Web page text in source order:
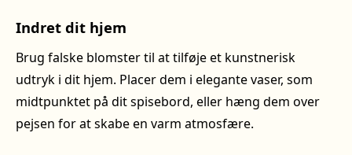
Indret dit hjem
Brug falske blomster til at tilføje et kunstnerisk
udtryk i dit hjem. Placer dem i elegante vaser, som
midtpunktet på dit spisebord, eller hæng dem over
pejsen for at skabe en varm atmosfære.